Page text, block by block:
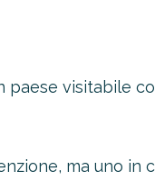
paese visitabile
ma uno in